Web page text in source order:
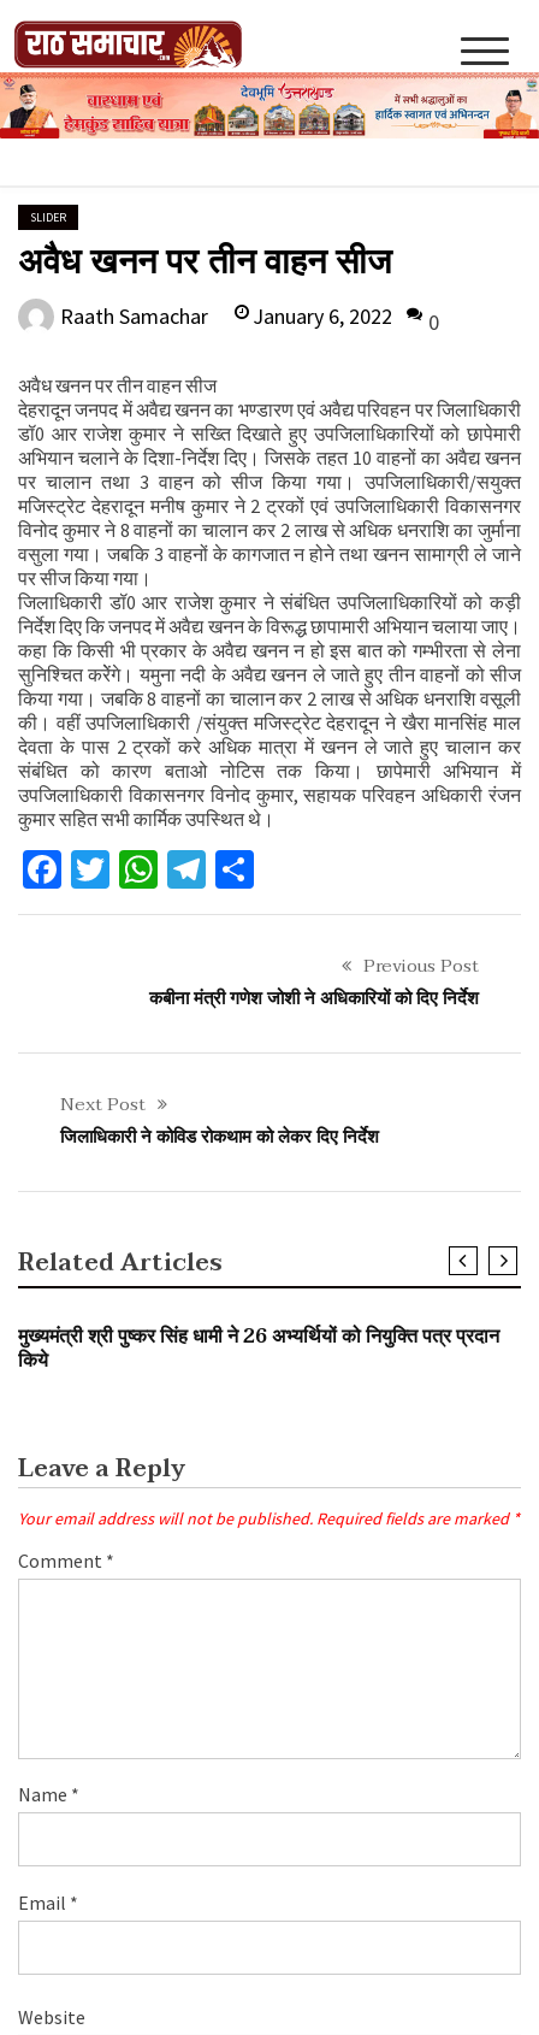
content
Raath Samachar
SLIDER
अवैध खनन पर तीन वाहन सीज
Raath Samachar January 6, 2022 0
अवैध खनन पर तीन वाहन सीज
देहरादून जनपद में अवैद्य खनन का भण्डारण एवं अवैद्य परिवहन पर जिलाधिकारी
डॉ0 आर राजेश कुमार ने सख्ति दिखाते हुए उपजिलाधिकारियों को छापेमारी
अभियान चलाने के दिशा-निर्देश दिए। जिसके तहत 10 वाहनों का अवैद्य खनन
पर चालान तथा 3 वाहन को सीज किया गया। उपजिलाधिकारी/सयुक्त
मजिस्ट्रेट देहरादून मनीष कुमार ने 2 ट्रकों एवं उपजिलाधिकारी विकासनगर
विनोद कुमार ने 8 वाहनों का चालान कर 2 लाख से अधिक धनराशि का जुर्माना
वसुला गया। जबकि 3 वाहनों के कागजात न होने तथा खनन सामाग्री ले जाने
पर सीज किया गया।
जिलाधिकारी डॉ0 आर राजेश कुमार ने संबंधित उपजिलाधिकारियों को कड़ी
निर्देश दिए कि जनपद में अवैद्य खनन के विरूद्ध छापामारी अभियान चलाया जाए।
कहा कि किसी भी प्रकार के अवैद्य खनन न हो इस बात को गम्भीरता से लेना
सुनिश्चित करेेंगे। यमुना नदी के अवैद्य खनन ले जाते हुए तीन वाहनों को सीज
किया गया। जबकि 8 वाहनों का चालान कर 2 लाख से अधिक धनराशि वसूली
की। वहीं उपजिलाधिकारी /संयुक्त मजिस्ट्रेट देहरादून ने खैरा मानसिंह माल
देवता के पास 2 ट्रकों करे अधिक मात्रा में खनन ले जाते हुए चालान कर
संबंधित को कारण बताओ नोटिस तक किया। छापेमारी अभियान में
उपजिलाधिकारी विकासनगर विनोद कुमार, सहायक परिवहन अधिकारी रंजन
कुमार सहित सभी कार्मिक उपस्थित थे।
Facebook
Twitter
WhatsApp
Telegram
Previous Post
कबीना मंत्री गणेश जोशी ने अधिकारियों को दिए निर्देश
Next Post
जिलाधिकारी ने कोविड रोकथाम को लेकर दिए निर्देश
Related Articles
मुख्यमंत्री श्री पुष्कर सिंह धामी ने 26 अभ्यर्थियों को नियुक्ति पत्र प्रदान
किये
Leave a Reply
Your email address will not be published. Required fields are marked *
Comment *
Name *
Email *
Website